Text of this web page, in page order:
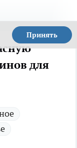
Принять
для